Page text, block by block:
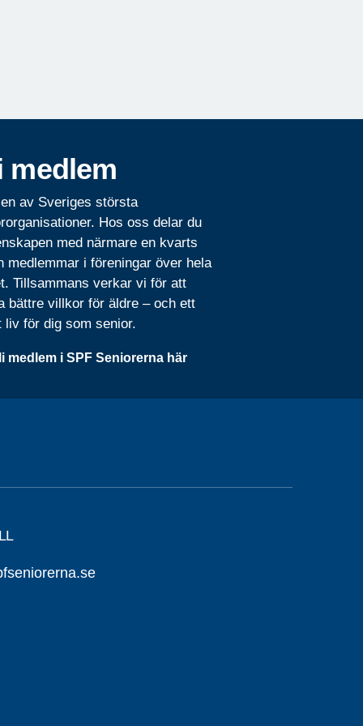
medlem
av Sveriges största
Hos oss delar du
med närmare en kvarts
medlemmar i föreningar över hela
Tillsammans verkar vi för att
bättre villkor för äldre – och ett
liv för dig som senior.
medlem i SPF Seniorerna här